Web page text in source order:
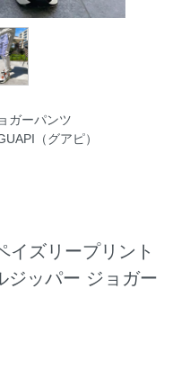
ガーパンツ
（グアピ）
イズリープリント
ジッパー ジョガー